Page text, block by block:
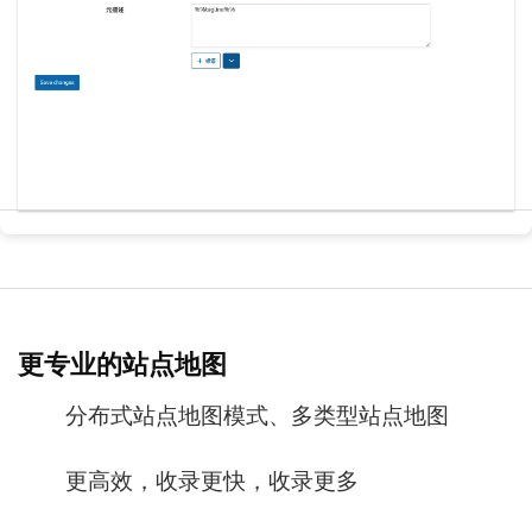
更专业的站点地图
分布式站点地图模式、多类型站点地图
更高效，收录更快，收录更多